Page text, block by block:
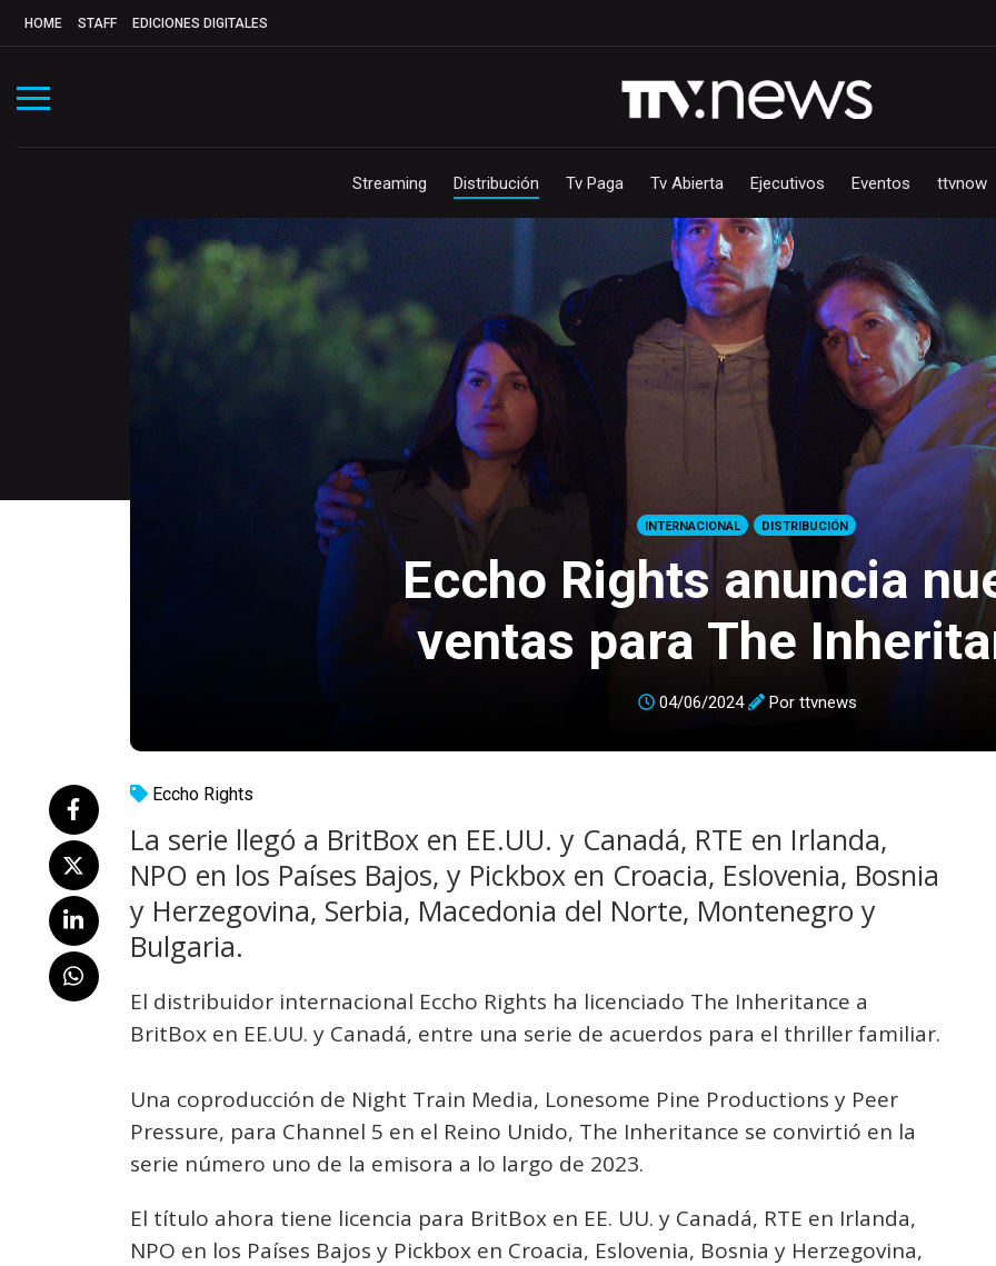
HOME STAFF EDICIONES DIGITALES
Streaming Distribución Tv Paga Tv Abierta Ejecutivos Eventos ttvnow
INTERNACIONAL DISTRIBUCIÓN
Eccho Rights anuncia
ventas para The
04/06/2024 Por ttvnews
Eccho Rights
La serie llegó a BritBox en EE.UU. y Canadá, RTE en Irlanda,
NPO en los Países Bajos, y Pickbox en Croacia, Eslovenia, Bosnia
y Herzegovina, Serbia, Macedonia del Norte, Montenegro y
Bulgaria.
El distribuidor internacional Eccho Rights ha licenciado The Inheritance a
BritBox en EE.UU. y Canadá, entre una serie de acuerdos para el thriller familiar.
Una coproducción de Night Train Media, Lonesome Pine Productions y Peer
Pressure, para Channel 5 en el Reino Unido, The Inheritance se convirtió en la
serie número uno de la emisora a lo largo de 2023.
El título ahora tiene licencia para BritBox en EE. UU. y Canadá, RTE en Irlanda,
NPO en los Países Bajos y Pickbox en Croacia, Eslovenia, Bosnia y Herzegovina,